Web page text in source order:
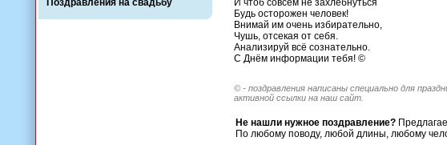
Поздравления на свадьбу
И чтоб совсем не захлебнуться
Будь осторожен человек!
Внимай им очень избирательно,
Чушь, отсекая от себя.
Анализируй всё сознательно.
С Днём информации тебя! ©
© - поздравления написаны специально для
активной ссылки на наш сайт.
Не нашли нужное поздравление?
По любому поводу, любой длины, любому